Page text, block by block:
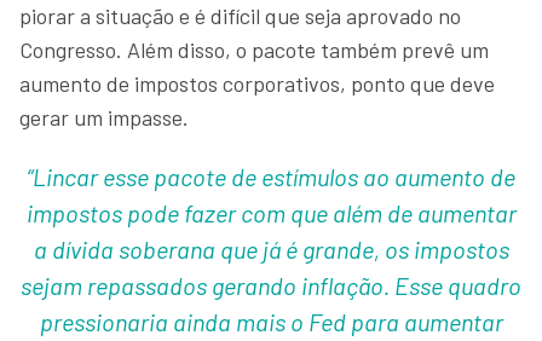
piorar a situação e é difícil que seja aprovado no
Congresso. Além disso, o pacote também prevê um
aumento de impostos corporativos, ponto que deve
gerar um impasse.
“Lincar esse pacote de estímulos ao aumento de
impostos pode fazer com que além de aumentar
a dívida soberana que já é grande, os impostos
sejam repassados gerando inflação. Esse quadro
pressionaria ainda mais o Fed para aumentar